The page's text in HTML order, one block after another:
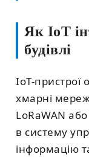
Як IoT
будівлі
IoT-пристрої
хмарні
LoRaWAN
в систему
інформацію